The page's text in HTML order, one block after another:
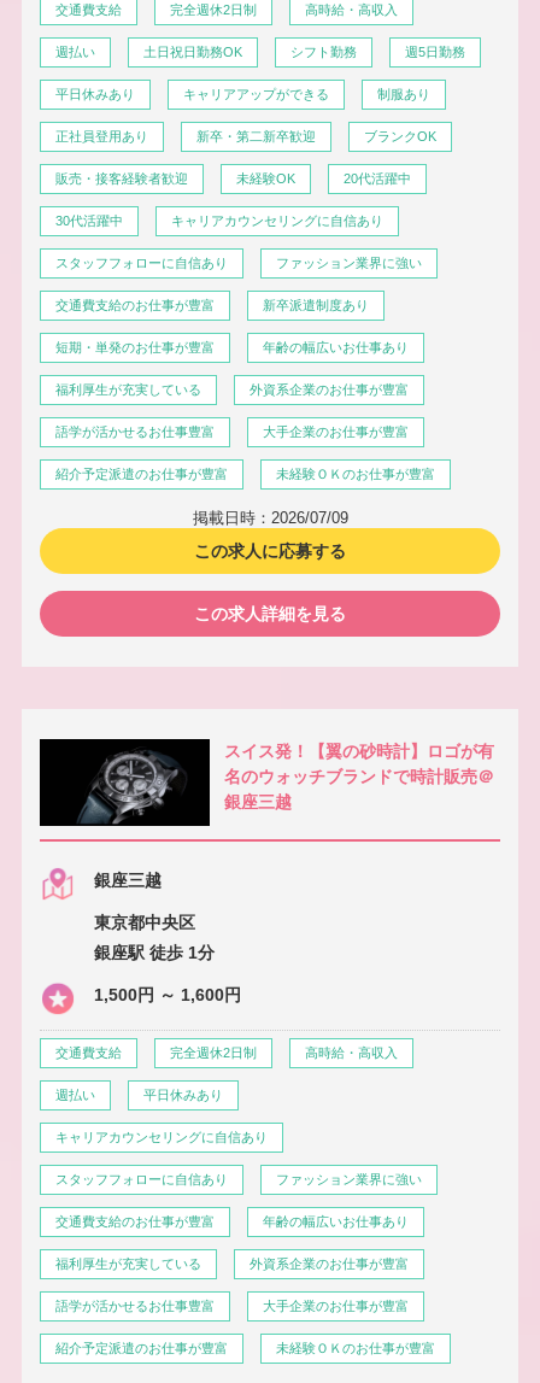
交通費支給 完全週休2日制 高時給・高収入
週払い 土日祝日勤務OK シフト勤務 週5日勤務
平日休みあり キャリアアップができる 制服あり
正社員登用あり 新卒・第二新卒歓迎 ブランクOK
販売・接客経験者歓迎 未経験OK 20代活躍中
30代活躍中 キャリアカウンセリングに自信あり
スタッフフォローに自信あり ファッション業界に強い
交通費支給のお仕事が豊富 新卒派遣制度あり
短期・単発のお仕事が豊富 年齢の幅広いお仕事あり
福利厚生が充実している 外資系企業のお仕事が豊富
語学が活かせるお仕事豊富 大手企業のお仕事が豊富
紹介予定派遣のお仕事が豊富 未経験ＯＫのお仕事が豊富
掲載日時：2026/07/09
この求人に応募する
この求人詳細を見る
スイス発！【翼の砂時計】ロゴが有
名のウォッチブランドで時計販売＠
銀座三越
銀座三越
東京都中央区
銀座駅 徒歩 1分
1,500円 ～ 1,600円
交通費支給 完全週休2日制 高時給・高収入
週払い 平日休みあり
キャリアカウンセリングに自信あり
スタッフフォローに自信あり ファッション業界に強い
交通費支給のお仕事が豊富 年齢の幅広いお仕事あり
福利厚生が充実している 外資系企業のお仕事が豊富
語学が活かせるお仕事豊富 大手企業のお仕事が豊富
紹介予定派遣のお仕事が豊富 未経験ＯＫのお仕事が豊富